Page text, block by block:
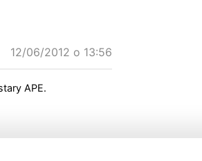
12/06/2012 o 13:56
APE.